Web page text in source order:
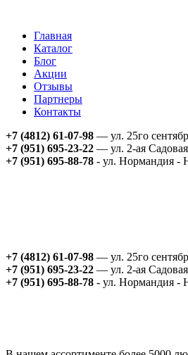
Главная
Каталог
Блог
Акции
Отзывы
Партнеры
Контакты
+7 (4812) 61-07-98 — ул. 25го
+7 (951) 695-23-22 — ул. 2-ая
+7 (951) 695-88-78 - ул. Нормандия
+7 (4812) 61-07-98 — ул. 25го
+7 (951) 695-23-22 — ул. 2-ая
+7 (951) 695-88-78 - ул. Нормандия